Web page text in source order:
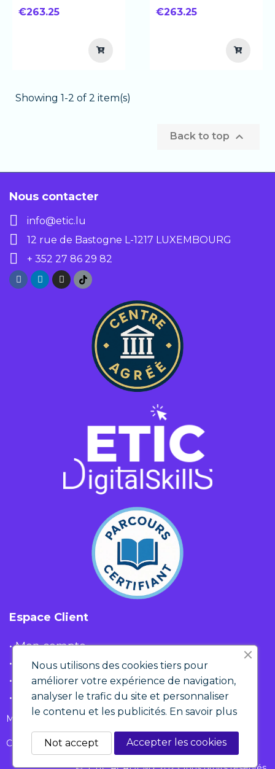
(RecrutIA)
€263.25
€263.25
Showing 1-2 of 2 item(s)
Back to top 
Nous contacter
info@etic.lu
12 rue de Bastogne L-1217 LUXEMBOURG
+ 352 27 86 29 82
Espace Client
• Mon compte
• Liste d'envies
• Panier
• Historique de commandes
Mentions Légales & RGPD
Conditions générales de ventes
Nous utilisons des cookies tiers pour
améliorer votre expérience de navigation,
analyser le trafic du site et personnaliser
le contenu et les publicités. En savoir plus
Accepter les cookies
Not accept